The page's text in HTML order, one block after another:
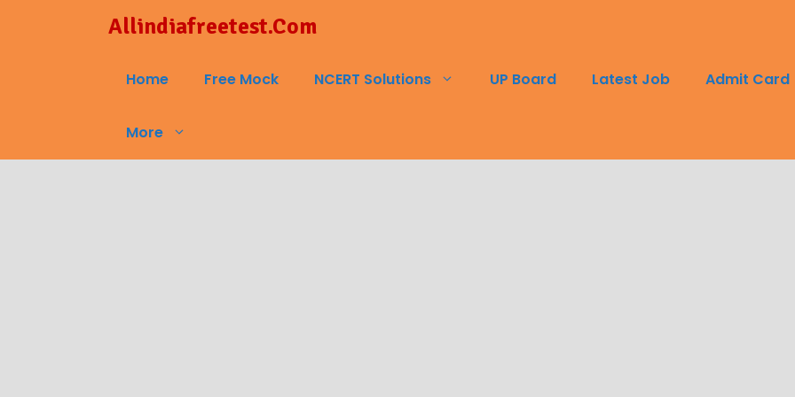
Allindiafreetest.Com
Home Free Mock NCERT Solutions UP Board Latest Job Admit Card
More